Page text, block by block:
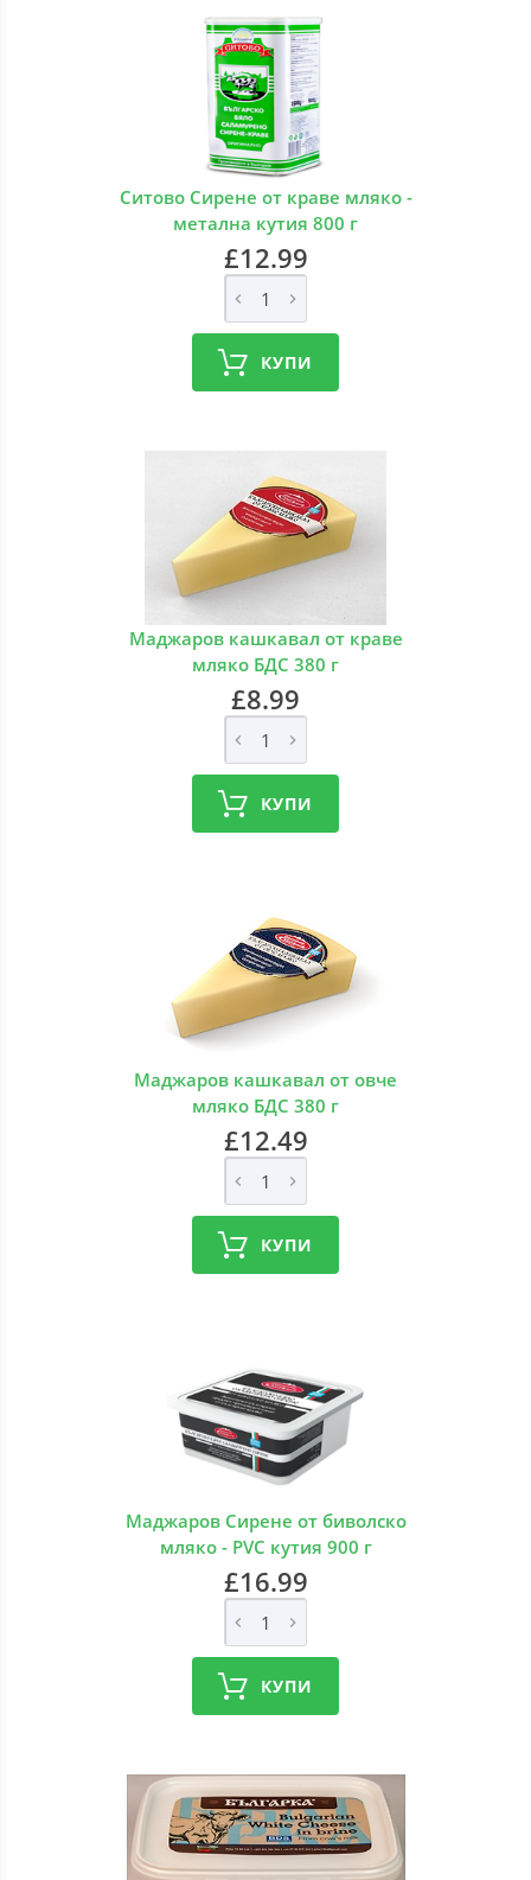
Ситово Сирене от краве мляко -
метална кутия 800 г
£12.99
КУПИ
Маджаров кашкавал от краве
мляко БДС 380 г
£8.99
КУПИ
Маджаров кашкавал от овче
мляко БДС 380 г
£12.49
КУПИ
Маджаров Сирене от биволско
мляко - PVC кутия 900 г
£16.99
КУПИ